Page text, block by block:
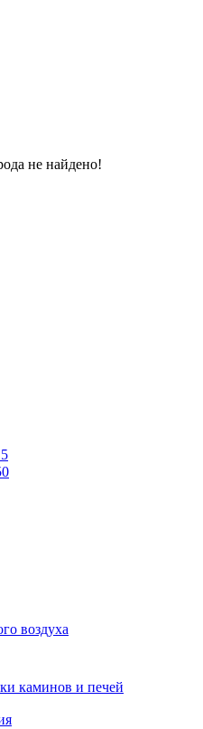
не найдено!
воздуха
каминов и печей